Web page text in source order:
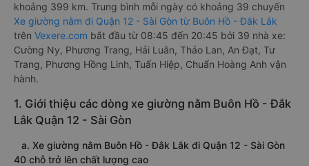
khoảng 399 km. Trung bình mỗi ngày có khoảng 39 chuyến
Xe giường nằm đi Quận 12 - Sài Gòn từ Buôn Hồ - Đắk Lắk
trên Vexere.com bắt đầu từ 08:45 đến 20:45 bởi 39 nhà xe:
Cường Ny, Phương Trang, Hải Luân, Thảo Lan, An Đạt, Tư
Trang, Phương Hồng Linh, Tuấn Hiệp, Chuẩn Hoàng Anh vận
hành.
1. Giới thiệu các dòng xe giường nằm Buôn Hồ - Đắk
Lắk Quận 12 - Sài Gòn
a. Xe giường nằm Buôn Hồ - Đắk Lắk đi Quận 12 - Sài Gòn
40 chỗ trở lên chất lượng cao